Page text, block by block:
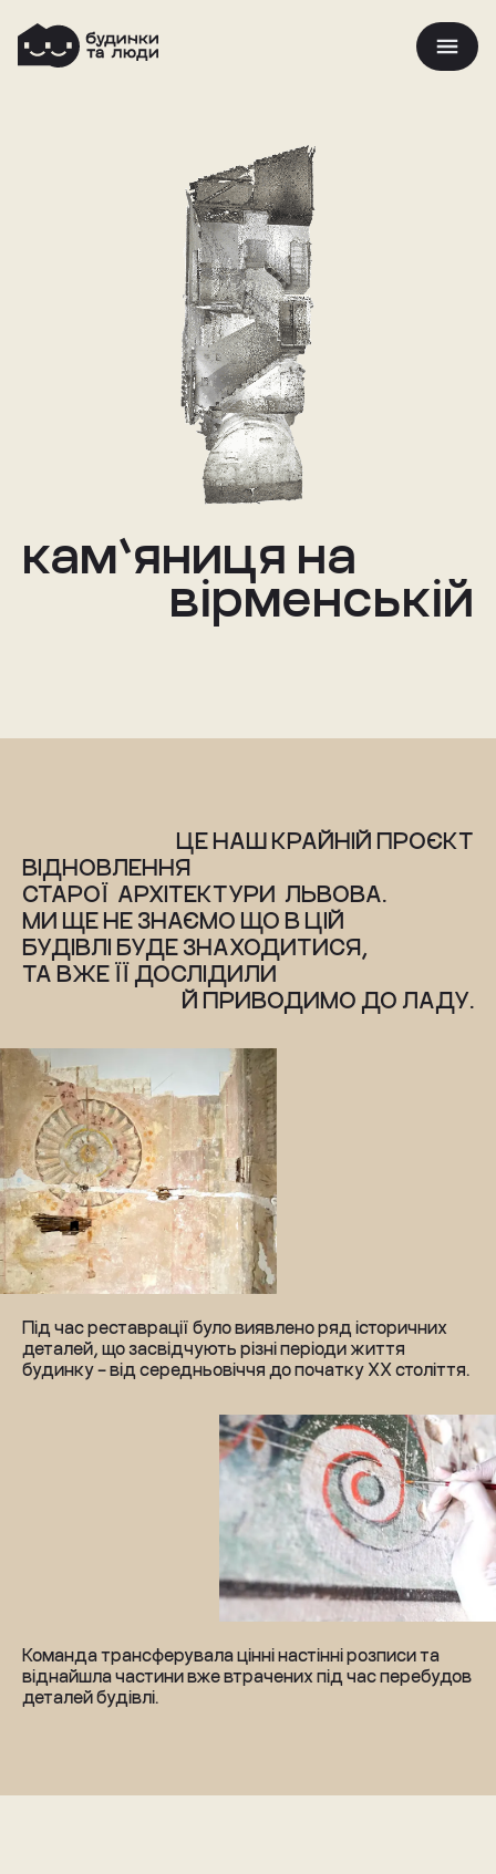
кам’яниця на
вірменській
ЦЕ НАШ КРАЙНІЙ ПРОЄКТ
ВІДНОВЛЕННЯ
СТАРОЇ  АРХІТЕКТУРИ  ЛЬВОВА.
МИ ЩЕ НЕ ЗНАЄМО ЩО В ЦІЙ
БУДІВЛІ БУДЕ ЗНАХОДИТИСЯ,
ТА ВЖЕ ЇЇ ДОСЛІДИЛИ
Й ПРИВОДИМО ДО ЛАДУ.
Під час реставрації було виявлено ряд історичних
деталей, що засвідчують різні періоди життя
будинку – від середньовіччя до початку ХХ століття.
Команда трансферувала цінні настінні розписи та
віднайшла частини вже втрачених під час перебудов
деталей будівлі.